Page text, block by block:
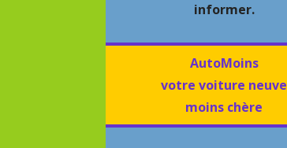
informer.
AutoMoins
votre voiture neuve
moins chère